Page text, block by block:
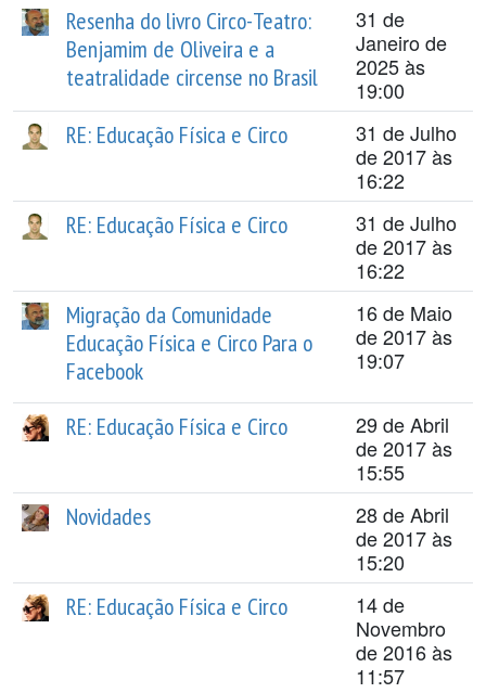
Resenha do livro Circo-Teatro:
Benjamim de Oliveira e a
teatralidade circense no Brasil
31 de
Janeiro de
2025 às
19:00
RE: Educação Física e Circo
31 de Julho
de 2017 às
16:22
RE: Educação Física e Circo
31 de Julho
de 2017 às
16:22
Migração da Comunidade
Educação Física e Circo Para o
Facebook
16 de Maio
de 2017 às
19:07
RE: Educação Física e Circo
29 de Abril
de 2017 às
15:55
Novidades
28 de Abril
de 2017 às
15:20
RE: Educação Física e Circo
14 de
Novembro
de 2016 às
11:57